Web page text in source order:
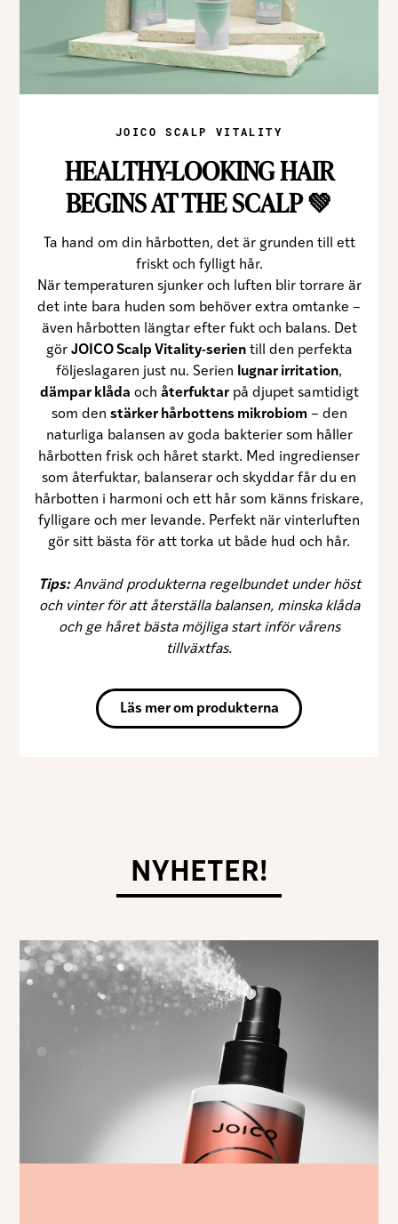
JOICO SCALP VITALITY
HEALTHY-LOOKING HAIR
BEGINS AT THE SCALP 💚
Ta hand om din hårbotten, det är grunden till ett
friskt och fylligt hår.
När temperaturen sjunker och luften blir torrare är
det inte bara huden som behöver extra omtanke –
även hårbotten längtar efter fukt och balans. Det
gör JOICO Scalp Vitality-serientill den perfekta
följeslagaren just nu. Serien lugnar irritation,
dämpar klåda och återfuktarpå djupet samtidigt
som den stärker hårbottens mikrobiom – den
naturliga balansen av goda bakterier som håller
hårbotten frisk och håret starkt. Med ingredienser
som återfuktar, balanserar och skyddar får du en
hårbotten i harmoni och ett hår som känns friskare,
fylligare och mer levande. Perfekt när vinterluften
gör sitt bästa för att torka ut både hud och hår.
Tips:Använd produkterna regelbundet under höst
och vinter för att återställa balansen, minska klåda
och ge håret bästa möjliga start inför vårens
tillväxtfas.
Läs mer om produkterna
NYHETER!
Marknadsföring
Genom att dela
med dig av dina
intressen och ditt
chansen att få se
anpassat innehåll
och erbjudanden.